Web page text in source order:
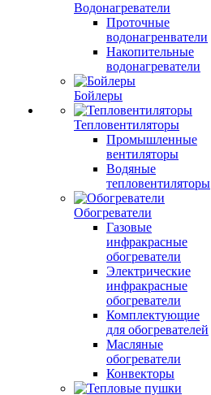
Водонагреватели
Проточные
водонагренватели
Накопительные
водонагреватели
Бойлеры
Тепловентиляторы
Промышленные
вентиляторы
Водяные
тепловентиляторы
Обогреватели
Газовые
инфракрасные
обогреватели
Электрические
инфракрасные
обогреватели
Комплектующие
для обогревателей
Масляные
обогреватели
Конвекторы